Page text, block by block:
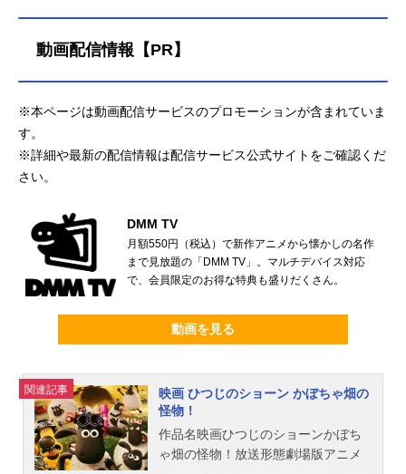
動画配信情報【PR】
※本ページは動画配信サービスのプロモーションが含まれていま
す。
※詳細や最新の配信情報は配信サービス公式サイトをご確認くだ
さい。
DMM TV
月額550円（税込）で新作アニメから懐かしの名作
まで見放題の「DMM TV」。マルチデバイス対応
で、会員限定のお得な特典も盛りだくさん。
動画を見る
関連記事
映画 ひつじのショーン かぼちゃ畑の
怪物！
作品名映画ひつじのショーンかぼち
ゃ畑の怪物！放送形態劇場版アニメ